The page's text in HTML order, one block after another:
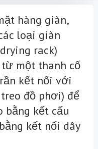
hàng giàn,
loại giàn
rack)
một thanh cố
kết nối với
đồ phơi) để
bằng kết cấu
kết nối dây